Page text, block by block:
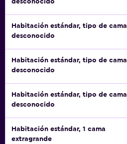
desconocido
Habitación estándar, tipo de cama
desconocido
Habitación estándar, tipo de cama
desconocido
Habitación estándar, tipo de cama
desconocido
Habitación estándar, 1 cama
extragrande